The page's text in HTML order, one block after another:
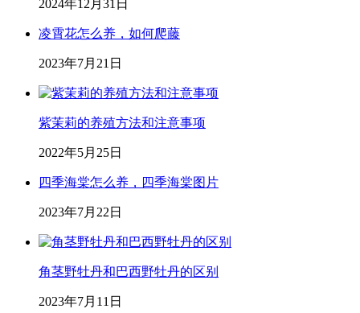
2024年12月31日
凌霄花怎么养，如何爬藤
2023年7月21日
紫茉莉的养殖方法和注意事项
2022年5月25日
四季海棠怎么养，四季海棠图片
2023年7月22日
角茎野牡丹和巴西野牡丹的区别
2023年7月11日